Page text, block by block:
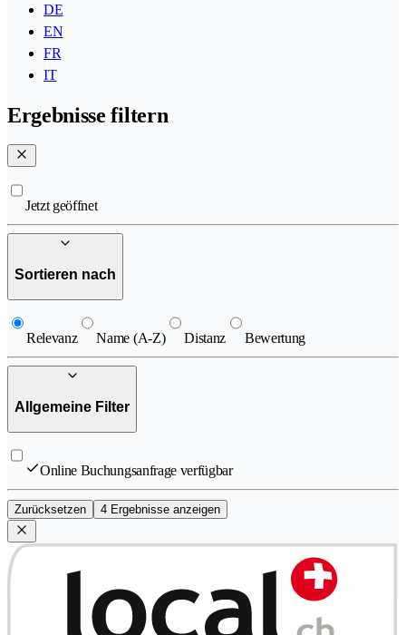
DE
EN
FR
IT
Ergebnisse filtern
Jetzt geöffnet
Sortieren nach
Relevanz Name (A-Z) Distanz Bewertung
Allgemeine Filter
Online Buchungsanfrage verfügbar
Zurücksetzen 4 Ergebnisse anzeigen